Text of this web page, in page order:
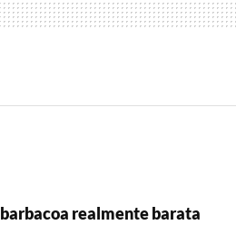
barbacoa realmente barata